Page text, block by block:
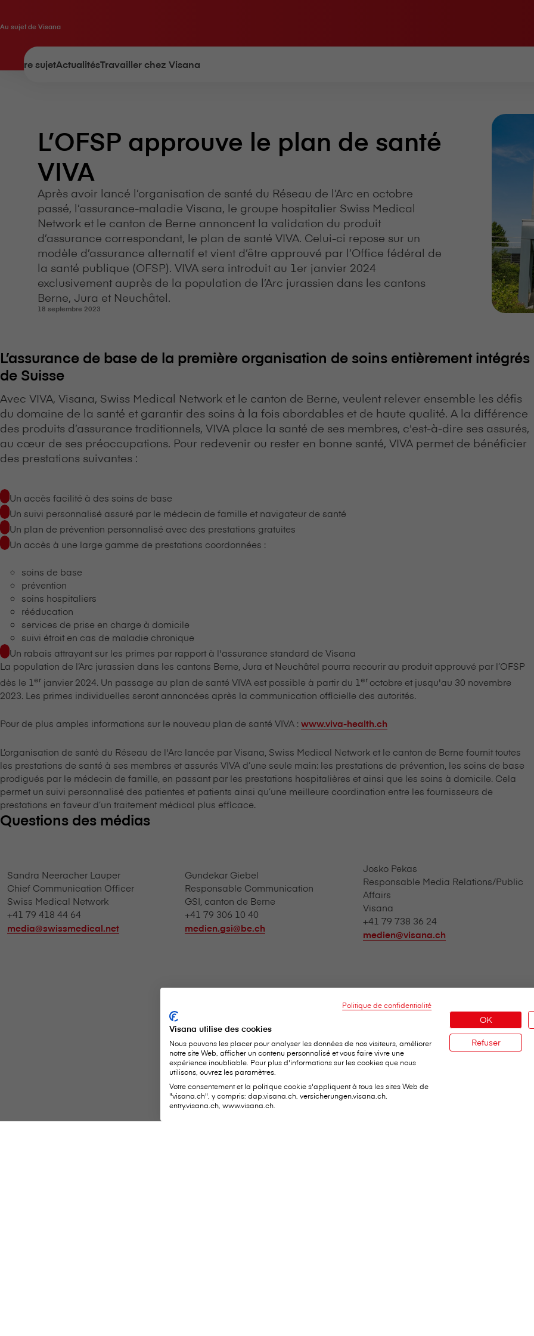
Au sujet de V⁠i⁠s⁠a⁠n⁠a
À notre sujetActualitésTravailler chez V⁠i⁠s⁠a⁠n⁠a
L’OFSP approuve le plan de santé
VIVA
Après avoir lancé l’organisation de santé du Réseau de l’Arc en octobre
passé, l’assurance-maladie V⁠i⁠s⁠a⁠n⁠a, le groupe hospitalier Swiss Medical
Network et le canton de Berne annoncent la validation du produit
d’assurance correspondant, le plan de santé VIVA. Celui-ci repose sur un
modèle d’assurance alternatif et vient d’être approuvé par l’Office fédéral de
la santé publique (OFSP). VIVA sera introduit au 1er janvier 2024
exclusivement auprès de la population de l’Arc jurassien dans les cantons
Berne, Jura et Neuchâtel.
18 septembre 2023
L’assurance de base de la première organisation de soins entièrement intégrés
de Suisse
Avec VIVA, V⁠i⁠s⁠a⁠n⁠a, Swiss Medical Network et le canton de Berne, veulent relever ensemble les défis
du domaine de la santé et garantir des soins à la fois abordables et de haute qualité. A la différence
des produits d’assurance traditionnels, VIVA place la santé de ses membres, c'est-à-dire ses assurés,
au cœur de ses préoccupations. Pour redevenir ou rester en bonne santé, VIVA permet de bénéficier
des prestations suivantes :
Un accès facilité à des soins de base
Un suivi personnalisé assuré par le médecin de famille et navigateur de santé
Un plan de prévention personnalisé avec des prestations gratuites
Un accès à une large gamme de prestations coordonnées :
soins de base
prévention
soins hospitaliers
rééducation
services de prise en charge à domicile
suivi étroit en cas de maladie chronique
Un rabais attrayant sur les primes par rapport à l'assurance standard de V⁠i⁠s⁠a⁠n⁠a
La population de l’Arc jurassien dans les cantons Berne, Jura et Neuchâtel pourra recourir au produit approuvé par l’OFSP
dès le 1 er janvier 2024. Un passage au plan de santé VIVA est possible à partir du 1 er octobre et jusqu'au 30 novembre
2023. Les primes individuelles seront annoncées après la communication officielle des autorités.
Pour de plus amples informations sur le nouveau plan de santé VIVA : www.viva-health.ch
L’organisation de santé du Réseau de l'Arc lancée par V⁠i⁠s⁠a⁠n⁠a, Swiss Medical Network et le canton de Berne fournit toutes
les prestations de santé à ses membres et assurés VIVA d’une seule main: les prestations de prévention, les soins de base
prodigués par le médecin de famille, en passant par les prestations hospitalières et ainsi que les soins à domicile. Cela
permet un suivi personnalisé des patientes et patients ainsi qu’une meilleure coordination entre les fournisseurs de
prestations en faveur d’un traitement médical plus efficace.
Questions des médias
Sandra Neeracher Lauper
Chief Communication Officer
Swiss Medical Network
+41 79 418 44 64
media@swissmedical.net
Gundekar Giebel
Responsable Communication
GSI, canton de Berne
+41 79 306 10 40
medien.gsi@be.ch
Josko Pekas
Responsable Media Relations/Public
Affairs
V⁠i⁠s⁠a⁠n⁠a
+41 79 738 36 24
medien@visana.ch
Politique de confidentialité
Visana utilise des cookies
Nous pouvons les placer pour analyser les données de nos visiteurs, améliorer
notre site Web, afficher un contenu personnalisé et vous faire vivre une
expérience inoubliable. Pour plus d'informations sur les cookies que nous
utilisons, ouvrez les paramètres.
Votre consentement et la politique cookie s'appliquent à tous les sites Web de
"visana.ch", y compris: dap.visana.ch, versicherungen.visana.ch,
entry.visana.ch, www.visana.ch.
OK
Refuser